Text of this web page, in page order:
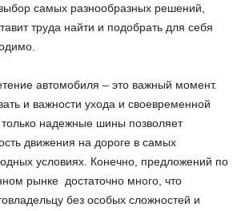
самых разнообразных решений,
труда найти и подобрать для себя
автомобиля – это важный момент.
и важности ухода и своевременной
надежные шины позволяет
движения на дороге в самых
условиях. Конечно, предложений по
рынке достаточно много, что
без особых сложностей и